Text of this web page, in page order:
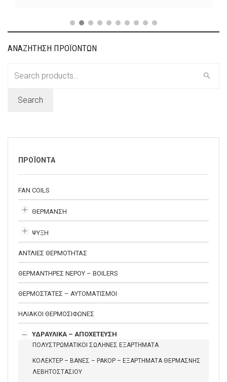
ΑΝΑΖΗΤΗΣΗ ΠΡΟΪΟΝΤΩΝ
Search
ΠΡΟΪΟΝΤΑ
FAN COILS
ΘΕΡΜΑΝΣΗ
ΨΥΞΗ
ΑΝΤΛΙΕΣ ΘΕΡΜΟΤΗΤΑΣ
ΘΕΡΜΑΝΤΗΡΕΣ ΝΕΡΟΥ – BOILERS
ΘΕΡΜΟΣΤΑΤΕΣ – ΑΥΤΟΜΑΤΙΣΜΟΙ
ΗΛΙΑΚΟΙ ΘΕΡΜΟΣΙΦΩΝΕΣ
ΥΔΡΑΥΛΙΚΑ – ΑΠΟΧΕΤΕΥΣΗ
ΠΟΛΥΣΤΡΩΜΑΤΙΚΟΙ ΣΩΛΗΝΕΣ ΕΞΑΡΤΗΜΑΤΑ
ΚΟΛΕΚΤΕΡ – ΒΑΝΕΣ – ΡΑΚΟΡ – ΕΞΑΡΤΗΜΑΤΑ ΘΕΡΜΑΣΝΗΣ
ΛΕΒΗΤΟΣΤΑΣΙΟΥ